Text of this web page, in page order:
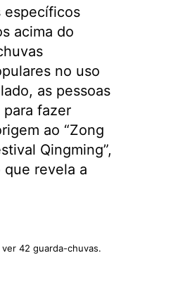
específicos
acima do
no uso
as pessoas
fazer
ao “Zong
Qingming”,
revela a
42 guarda-chuvas.